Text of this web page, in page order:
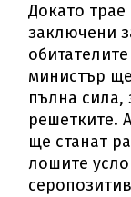
Докато трае
заключени
министър
пълна сила,
решетките.
ще станат
лошите